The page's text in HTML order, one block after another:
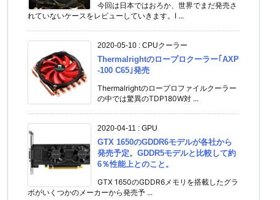
今回は日本ではおろか、世界でまだ発売さ
れていないケースをレビューしていきます。I ...
2020-05-10 : CPUクーラー
Thermalrightのロープロクーラー｢AXP
-100 C65｣発売
Thermalrightのロープロファイルクーラー
の中では驚異のTDP180W対 ...
2020-04-11 : GPU
GTX 1650のGDDR6モデルが各社から
発売予定。GDDR5モデルと比較して約
6％性能上とのこと。
GTX 1650のGDDR6メモリを搭載したグラ
ボがいくつかのメーカーから発売予 ...